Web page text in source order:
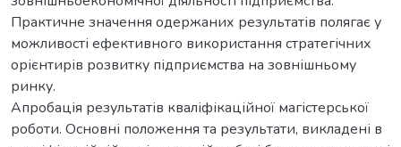
Практичне значення одержаних результатів полягає у
можливості ефективного використання стратегічних
орієнтирів розвитку підприємства на зовнішньому
ринку.
Апробація результатів кваліфікаційної магістерської
роботи. Основні положення та результати, викладені в